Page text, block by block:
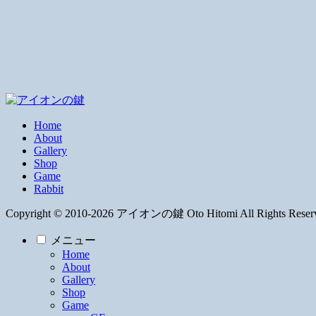
Home
About
Gallery
Shop
Game
Rabbit
Copyright © 2010-2026 アイオンの鍵 Oto Hitomi All Rights
メニュー
Home
About
Gallery
Shop
Game